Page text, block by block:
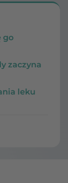
go
zaczyna
leku